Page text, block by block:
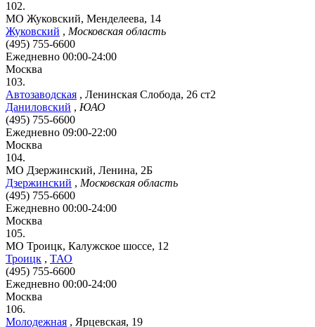
102.
МО Жуковский, Менделеева, 14
Жуковский , Московская область
(495) 755-6600
Ежедневно 00:00-24:00
Москва
103.
Автозаводская , Ленинская Слобода, 26 ст2
Даниловский , ЮАО
(495) 755-6600
Ежедневно 09:00-22:00
Москва
104.
МО Дзержинский, Ленина, 2Б
Дзержинский , Московская область
(495) 755-6600
Ежедневно 00:00-24:00
Москва
105.
МО Троицк, Калужское шоссе, 12
Троицк , ТАО
(495) 755-6600
Ежедневно 00:00-24:00
Москва
106.
Молодежная , Ярцевская, 19